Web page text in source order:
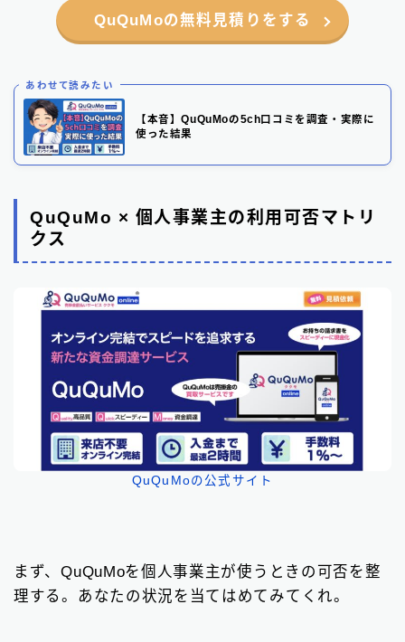
QuQuMoの無料見積りをする
あわせて読みたい
【本音】QuQuMoの5ch口コミを調査・実際に
使った結果
QuQuMo × 個人事業主の利用可否マトリ
クス
QuQuMoの公式サイト
まず、QuQuMoを個人事業主が使うときの可否を整
理する。あなたの状況を当てはめてみてくれ。